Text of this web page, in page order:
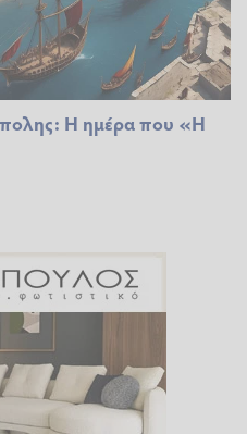
Η ημέρα που «Η